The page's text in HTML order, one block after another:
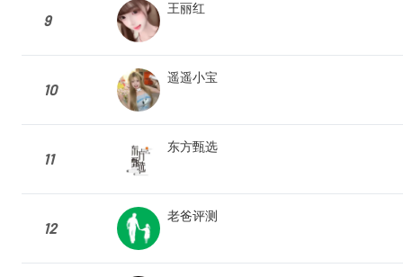
9
王丽红
10
遥遥小宝
11
东方甄选
12
老爸评测